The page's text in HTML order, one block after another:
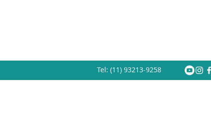
Tel: (11) 93213-9258